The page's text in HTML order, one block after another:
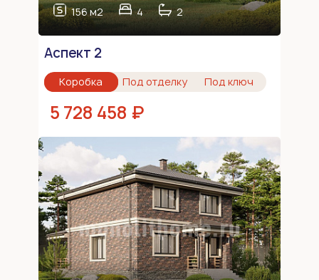
156 м2 4 2
Аспект 2
Коробка Под отделку Под ключ
5 728 458 ₽